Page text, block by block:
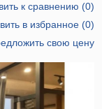
к сравнению (0)
в избранное(0)
свою цену